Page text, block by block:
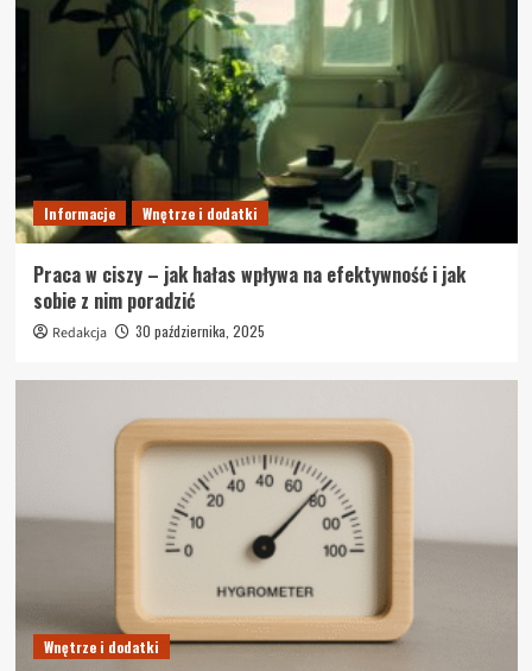
Informacje Wnętrze i dodatki
Praca w ciszy – jak hałas wpływa na efektywność i jak
sobie z nim poradzić
Redakcja 30 października, 2025
Wnętrze i dodatki